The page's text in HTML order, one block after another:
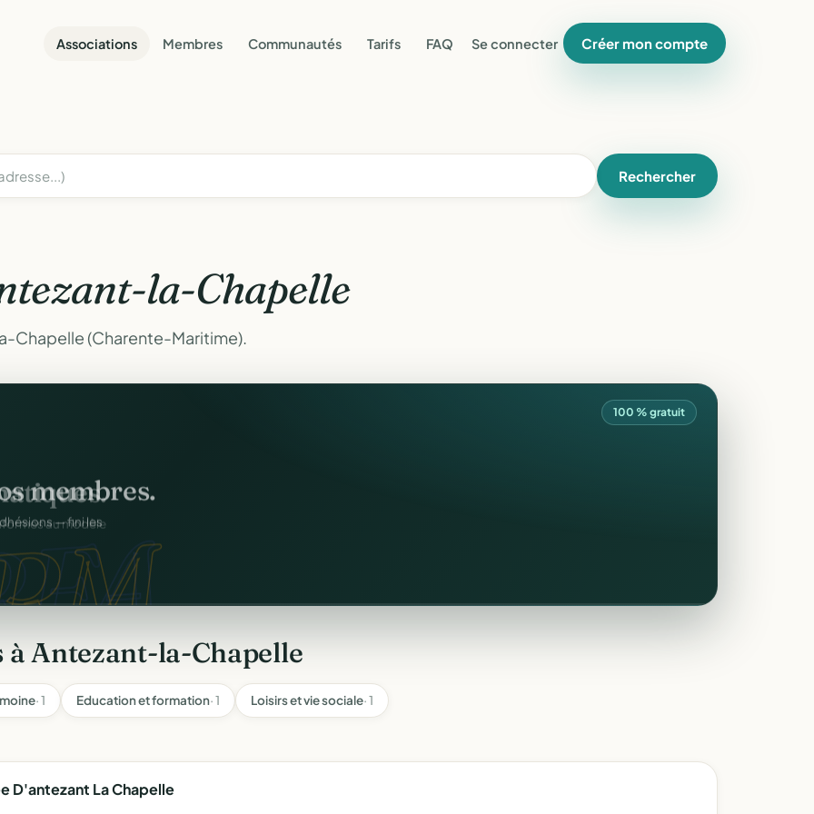
Associations Membres Communautés Tarifs FAQ Se connecter Créer mon compte
Rechercher
la-Chapelle
Chapelle (Charente-Maritime).
100 % gratuit
au modèle
membres.
— fini les
Antezant-la-Chapelle
· 1 Education et formation· 1 Loisirs et vie sociale· 1
D'antezant La Chapelle